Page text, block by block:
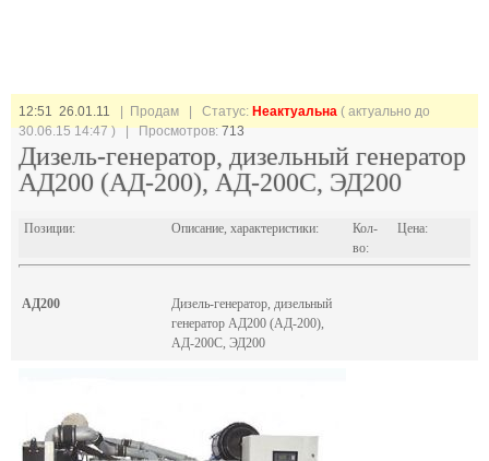
12:51 26.01.11 | Продам | Статус: Неактуальна ( актуально до
30.06.15 14:47 ) | Просмотров:713
Дизель-генератор, дизельный генератор
АД200 (АД-200), АД-200С, ЭД200
Позиции: Описание, характеристики:
Кол-
во:
Цена:
АД200
Дизель-генератор, дизельный
генератор АД200 (АД-200),
АД-200С, ЭД200